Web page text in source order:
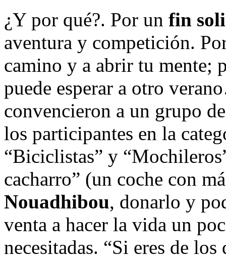
¿Y por qué?. Por un fin
aventura y competición.
camino y a abrir tu mente;
puede esperar a otro
convencieron a un grupo
los participantes en la
“Biciclistas” y
cacharro” (un coche con
Nouadhibou, donarlo y
venta a hacer la vida un
necesitadas. “Si eres de